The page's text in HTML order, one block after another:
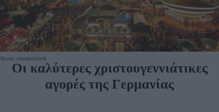
Φωτο: shutterstock
Γερμανία
Οι καλύτερες χριστουγεννιάτικες
αγορές της Γερμανίας